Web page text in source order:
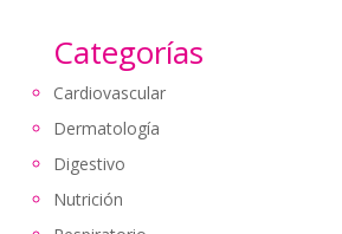
Categorías
Cardiovascular
Dermatología
Digestivo
Nutrición